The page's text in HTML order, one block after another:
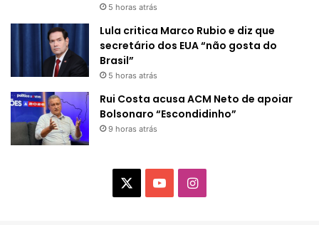
5 horas atrás
Lula critica Marco Rubio e diz que
secretário dos EUA “não gosta do
Brasil”
5 horas atrás
Rui Costa acusa ACM Neto de apoiar
Bolsonaro “Escondidinho”
9 horas atrás
I